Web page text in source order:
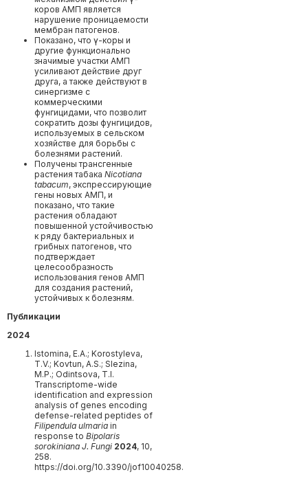
коров АМП является
нарушение проницаемости
мембран патогенов.
Показано, что γ-коры и
другие функционально
значимые участки АМП
усиливают действие друг
друга, а также действуют в
синергизме с
коммерческими
фунгицидами, что позволит
сократить дозы фунгицидов,
используемых в сельском
хозяйстве для борьбы с
болезнями растений.
Получены трансгенные
растения табака Nicotiana
tabacum, экспрессирующие
гены новых АМП, и
показано, что такие
растения обладают
повышенной устойчивостью
к ряду бактериальных и
грибных патогенов, что
подтверждает
целесообразность
использования генов АМП
для создания растений,
устойчивых к болезням.
Публикации
2024
Istomina, E.A.; Korostyleva,
T.V.; Kovtun, A.S.; Slezina,
M.P.; Odintsova, T.I.
Transcriptome-wide
identification and expression
analysis of genes encoding
defense-related peptides of
Filipendula ulmaria in
response to Bipolaris
sorokiniana J. Fungi 2024, 10,
258.
https://doi.org/10.3390/jof10040258.